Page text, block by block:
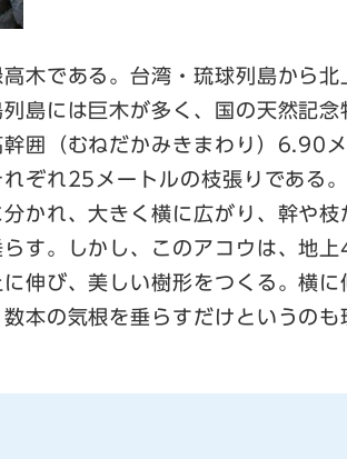
木である。台湾・琉球列島から
島には巨木が多く、国の天然記
囲（むねだかみきまわり）6.90
ぞれ25メートルの枝張りである
かれ、大きく横に広がり、幹や
す。しかし、このアコウは、地
伸び、美しい樹形をつくる。横に
本の気根を垂らすだけというの